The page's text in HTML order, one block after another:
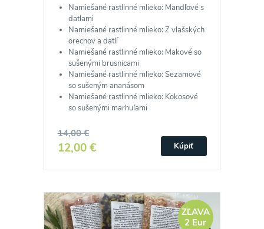
Namiešané rastlinné mlieko: Mandľové s
datlami
Namiešané rastlinné mlieko: Z vlašských
orechov a datlí
Namiešané rastlinné mlieko: Makové so
sušenými brusnicami
Namiešané rastlinné mlieko: Sezamové
so sušeným ananásom
Namiešané rastlinné mlieko: Kokosové
so sušenými marhuľami
14,00 €
12,00 € Kúpiť
ZĽAVA
2 Eur